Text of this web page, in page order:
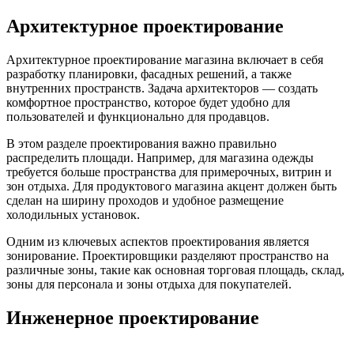
Архитектурное проектирование
Архитектурное проектирование магазина включает в себя
разработку планировки, фасадных решений, а также
внутренних пространств. Задача архитекторов — создать
комфортное пространство, которое будет удобно для
пользователей и функционально для продавцов.
В этом разделе проектирования важно правильно
распределить площади. Например, для магазина одежды
требуется больше пространства для примерочных, витрин и
зон отдыха. Для продуктового магазина акцент должен быть
сделан на ширину проходов и удобное размещение
холодильных установок.
Одним из ключевых аспектов проектирования является
зонирование. Проектировщики разделяют пространство на
различные зоны, такие как основная торговая площадь, склад,
зоны для персонала и зоны отдыха для покупателей.
Инженерное проектирование